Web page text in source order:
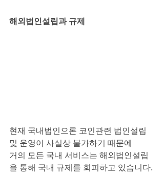
해외법인설립과 규제
현재 국내법인으론 코인관련 법인설립
및 운영이 사실상 불가하기 때문에
거의 모든 국내 서비스는 해외법인설립
을 통해 국내 규제를 회피하고 있습니다.